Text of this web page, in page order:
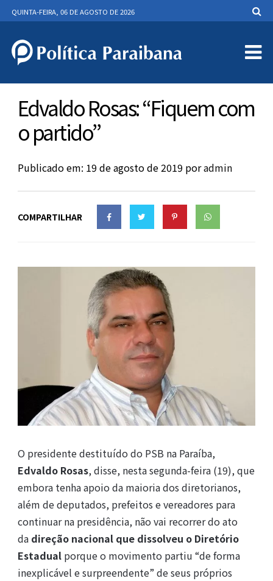
QUINTA-FEIRA, 06 DE AGOSTO DE 2026
Edvaldo Rosas: “Fiquem com
o partido”
Publicado em: 19 de agosto de 2019 poradmin
COMPARTILHAR
O presidente destituído do PSB na Paraíba,
Edvaldo Rosas, disse, nesta segunda-feira (19), que
embora tenha apoio da maioria dos diretorianos,
além de deputados, prefeitos e vereadores para
continuar na presidência, não vai recorrer do ato
da direção nacional que dissolveu o Diretório
Estadualporque o movimento partiu “de forma
inexplicável e surpreendente” de seus próprios